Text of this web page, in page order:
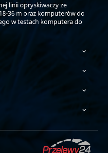
linii opryskiwaczy ze
36 m oraz komputerów do
w testach komputera do



